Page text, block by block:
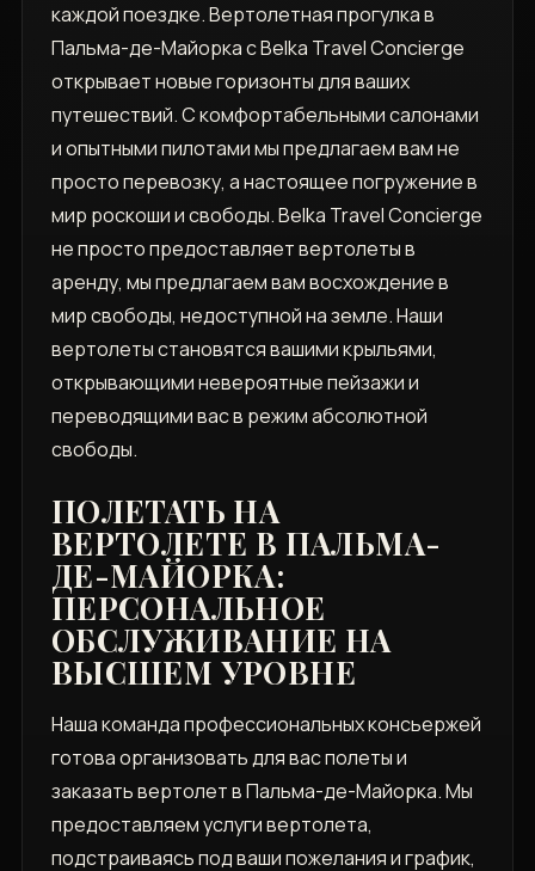
каждой поездке. Вертолетная прогулка в
Пальма-де-Майорка с Belka Travel Concierge
открывает новые горизонты для ваших
путешествий. С комфортабельными салонами
и опытными пилотами мы предлагаем вам не
просто перевозку, а настоящее погружение в
мир роскоши и свободы. Belka Travel Concierge
не просто предоставляет вертолеты в
аренду, мы предлагаем вам восхождение в
мир свободы, недоступной на земле. Наши
вертолеты становятся вашими крыльями,
открывающими невероятные пейзажи и
переводящими вас в режим абсолютной
свободы.
ПОЛЕТАТЬ НА
ВЕРТОЛЕТЕ В ПАЛЬМА-
ДЕ-МАЙОРКА:
ПЕРСОНАЛЬНОЕ
ОБСЛУЖИВАНИЕ НА
ВЫСШЕМ УРОВНЕ
Наша команда профессиональных консьержей
готова организовать для вас полеты и
заказать вертолет в Пальма-де-Майорка. Мы
предоставляем услуги вертолета,
подстраиваясь под ваши пожелания и график,